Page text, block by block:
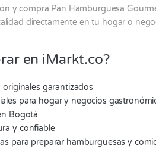
y compra Pan Hamburguesa
directamente en tu hogar o
en iMarkt.co?
garantizados
para hogar y negocios
Bogotá
y confiable
para preparar hamburguesas y